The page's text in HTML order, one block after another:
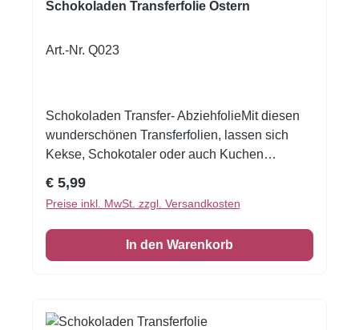
Schokoladen Transferfolie Ostern
Art.-Nr. Q023
Schokoladen Transfer- AbziehfolieMit diesen
wunderschönen Transferfolien, lassen sich
Kekse, Schokotaler oder auch Kuchen
Sie die Schokolade, streichen Sie die
Schokolade auf die Transferfolie, eventuell mit
einer Aufstreichmatte und lassen Sie diese fest
werden. Folie zum Schluss vorsichtig
Regulärer Preis:
€ 5,99
Preise inkl. MwSt. zzgl. Versandkosten
In den Warenkorb